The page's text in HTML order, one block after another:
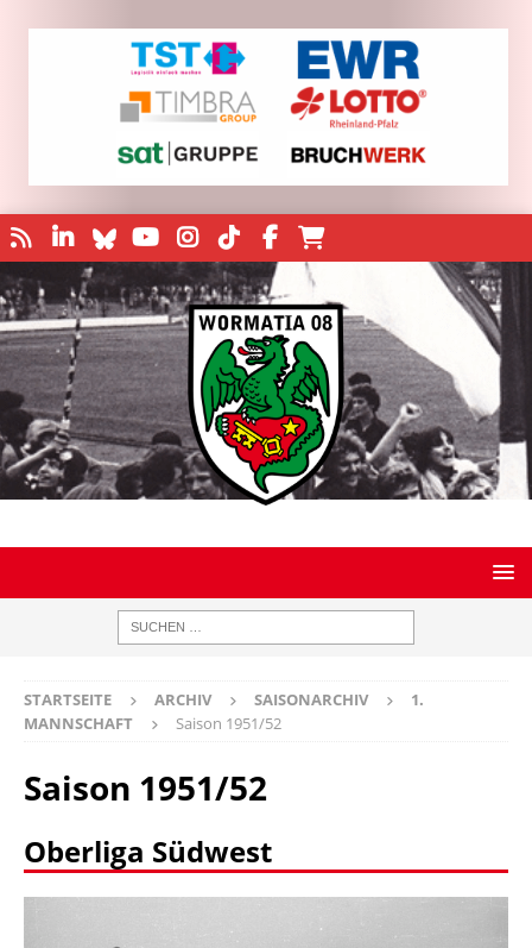
STARTSEITE ARCHIV SAISONARCHIV
1.
MANNSCHAFT
Saison 1951/52
Saison 1951/52
Oberliga Südwest